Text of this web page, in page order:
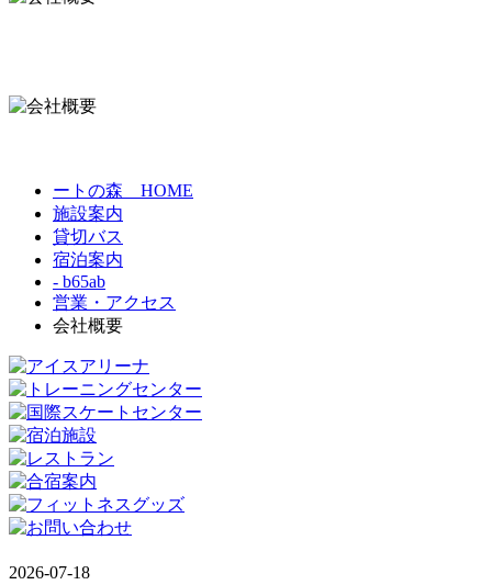
ートの森 HOME
施設案内
貸切バス
宿泊案内
- b65ab
営業・アクセス
会社概要
2026-07-18